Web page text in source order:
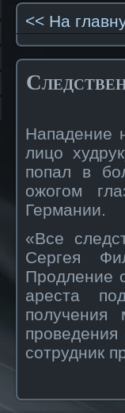
<< На
Нападение
лицо
попал в
ожогом
Германии.
«Все
Сергея
Продление
ареста
получения
сотрудник